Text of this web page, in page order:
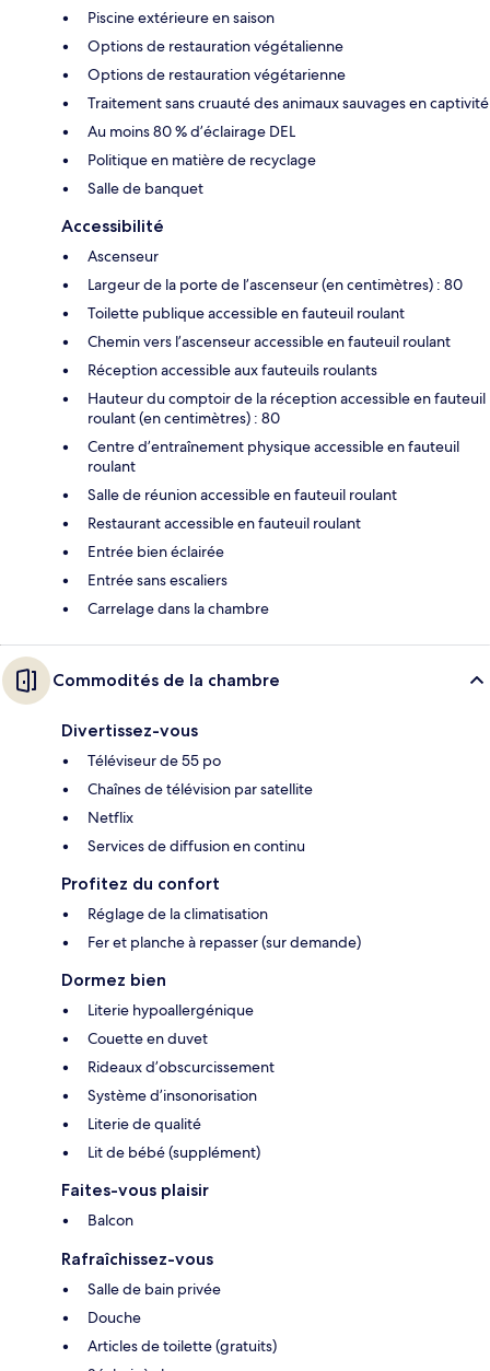
Piscine extérieure en saison
Options de restauration végétalienne
Options de restauration végétarienne
Traitement sans cruauté des animaux sauvages en captivité
Au moins 80 % d’éclairage DEL
Politique en matière de recyclage
Salle de banquet
Accessibilité
Ascenseur
Largeur de la porte de l’ascenseur (en centimètres) : 80
Toilette publique accessible en fauteuil roulant
Chemin vers l’ascenseur accessible en fauteuil roulant
Réception accessible aux fauteuils roulants
Hauteur du comptoir de la réception accessible en fauteuil
roulant (en centimètres) : 80
Centre d’entraînement physique accessible en fauteuil
roulant
Salle de réunion accessible en fauteuil roulant
Restaurant accessible en fauteuil roulant
Entrée bien éclairée
Entrée sans escaliers
Carrelage dans la chambre
Commodités de la chambre
Divertissez-vous
Téléviseur de 55 po
Chaînes de télévision par satellite
Netflix
Services de diffusion en continu
Profitez du confort
Réglage de la climatisation
Fer et planche à repasser (sur demande)
Dormez bien
Literie hypoallergénique
Couette en duvet
Rideaux d’obscurcissement
Système d’insonorisation
Literie de qualité
Lit de bébé (supplément)
Faites-vous plaisir
Balcon
Rafraîchissez-vous
Salle de bain privée
Douche
Articles de toilette (gratuits)